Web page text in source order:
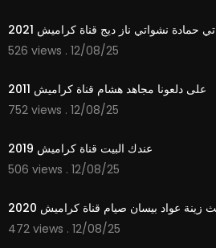
حمادة نشواتي ناز ديج قناة كراميش 2021
526 views . 12/08/25
على دلعونا مجاهد هشام قناة كراميش 2011
752 views . 12/08/25
عندك البيت قناة كراميش 2019
506 views . 12/08/25
عواد بيسان صيام قناة كراميش 2020
472 views . 12/08/25